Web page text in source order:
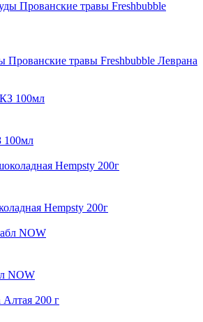
Прованские травы Freshbubble Леврана
100мл
Hempsty 200г
NOW